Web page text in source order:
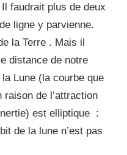
faudrait plus de deux
ligne y parvienne.
la Terre . Mais il
distance de notre
Lune (la courbe que
de l’attraction
est elliptique :
de la lune n’est pas